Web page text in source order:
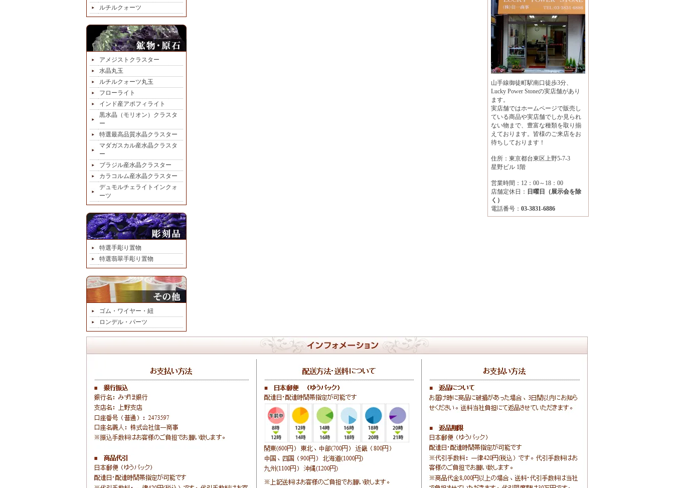
ルチルクォーツ
アメジストクラスター
水晶丸玉
ルチルクォーツ丸玉
フローライト
インド産アポフィライト
黒水晶（モリオン）クラスタ
ー
特選最高品質水晶クラスター
マダガスカル産水晶クラスタ
ー
ブラジル産水晶クラスター
カラコルム産水晶クラスター
デュモルチェライトインクォ
ーツ
特選手彫り置物
特選翡翠手彫り置物
ゴム・ワイヤー・紐
ロンデル・パーツ
山手線御徒町駅南口徒歩3分、
Lucky Power Stoneの実店舗があり
ます。
実店舗ではホームページで販売し
ている商品や実店舗でしか見られ
ない物まで、豊富な種類を取り揃
えております。皆様のご来店をお
待ちしております！
住所：東京都台東区上野5-7-3
星野ビル 1階
営業時間：12：00～18：00
店舗定休日： 日曜日（展示会を除
く）
電話番号： 03-3831-6886